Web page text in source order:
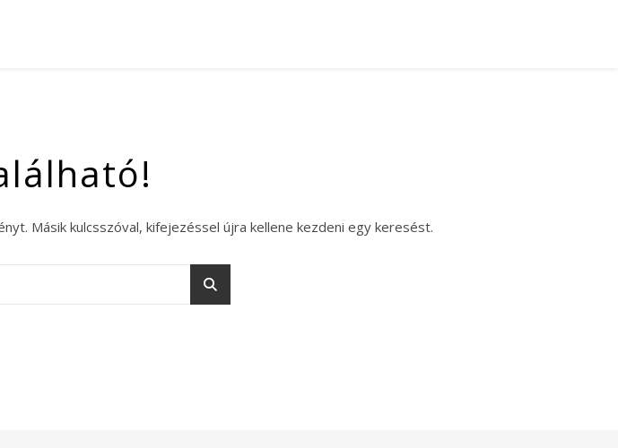
Másik kulcsszóval, kifejezéssel újra kellene kezdeni egy keresést.